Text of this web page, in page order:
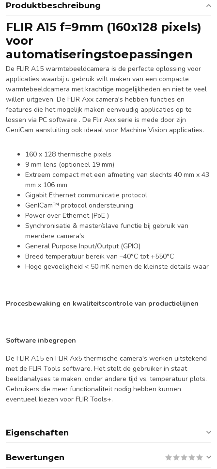
Produktbeschreibung
FLIR A15 f=9mm (160x128 pixels)
voor
automatiseringstoepassingen
De FLIR A15 warmtebeeldcamera is de perfecte oplossing voor
applicaties waarbij u gebruik wilt maken van een compacte
warmtebeeldcamera met krachtige mogelijkheden en niet te veel
willen uitgeven. De FLIR Axx camera's hebben functies en
features die het mogelijk maken eenvoudig applicaties op te
lossen via PC software . De Flir Axx serie is mede door zijn
GeniCam aansluiting ook ideaal voor Machine Vision applicaties.
160 x 128 thermische pixels
9 mm lens (optioneel 19 mm)
Extreem compact met een afmeting van slechts 40 mm x 43
mm x 106 mm
Gigabit Ethernet communicatie protocol
GenICam™ protocol ondersteuning
Power over Ethernet (PoE )
Synchronisatie & master/slave functie bij gebruik van
meerdere camera's
General Purpose Input/Output (GPIO)
Breed temperatuur bereik van –40°C tot +550°C
Hoge gevoeligheid < 50 mK nemen de kleinste details waar
Procesbewaking en kwaliteitscontrole van productielijnen
Software inbegrepen
De FLIR A15 en FLIR Ax5 thermische camera's werken uitstekend
met de FLIR Tools software. Het stelt de gebruiker in staat
beeldanalyses te maken, onder andere tijd vs. temperatuur plots.
Gebruikers die meer functionaliteit nodig hebben kunnen
eventueel kiezen voor FLIR Tools+.
Eigenschaften
Bewertungen